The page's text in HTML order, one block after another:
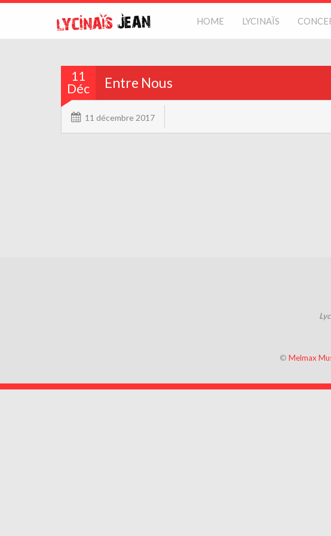
HOME LYCINAÏS
11
Déc
Entre Nous
11 décembre 2017
© Melmax